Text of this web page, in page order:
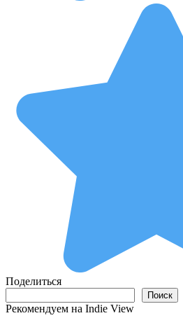
Поделиться
Поиск
Рекомендуем на Indie View